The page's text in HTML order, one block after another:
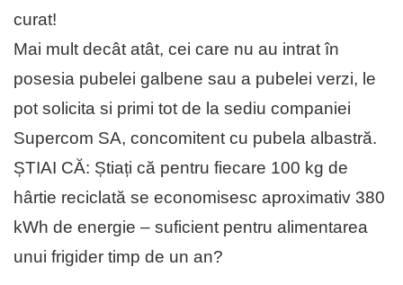
curat!
Mai mult decât atât, cei care nu au intrat în
posesia pubelei galbene sau a pubelei verzi, le
pot solicita si primi tot de la sediu companiei
Supercom SA, concomitent cu pubela albastră.
ȘTIAI CĂ: Știați că pentru fiecare 100 kg de
hârtie reciclată se economisesc aproximativ 380
kWh de energie – suficient pentru alimentarea
unui frigider timp de un an?